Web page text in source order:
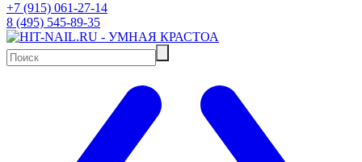
+7 (915) 061-27-14
8 (495) 545-89-35